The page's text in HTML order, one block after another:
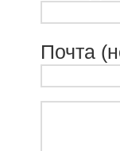
Почта